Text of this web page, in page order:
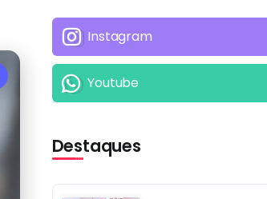
Instagram
Youtube
Destaques